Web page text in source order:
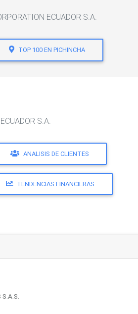
ECUADOR S.A.
TOP 100 EN PICHINCHA
S.A.
ANALISIS DE CLIENTES
TENDENCIAS FINANCIERAS